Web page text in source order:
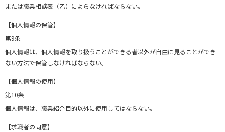
または職業相談表（乙）によらなければならない。
【個人情報の保管】
第9条
個人情報は、個人情報を取り扱うことができる者以外が自由に見ることができ
ない方法で保管しなければならない。
【個人情報の使用】
第10条
個人情報は、職業紹介目的以外に使用してはならない。
【求職者の同意】